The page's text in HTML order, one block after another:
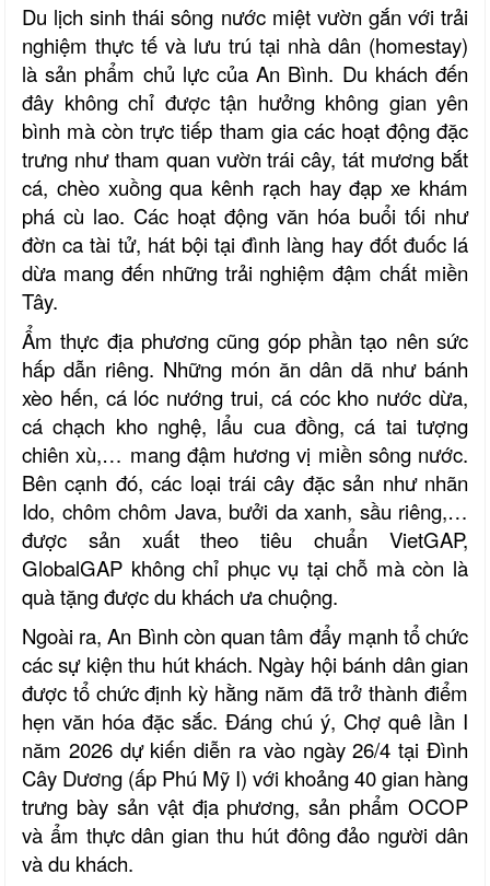
Du lịch sinh thái sông nước miệt vườn gắn với trải
nghiệm thực tế và lưu trú tại nhà dân (homestay)
là sản phẩm chủ lực của An Bình. Du khách đến
đây không chỉ được tận hưởng không gian yên
bình mà còn trực tiếp tham gia các hoạt động đặc
trưng như tham quan vườn trái cây, tát mương bắt
cá, chèo xuồng qua kênh rạch hay đạp xe khám
phá cù lao. Các hoạt động văn hóa buổi tối như
đờn ca tài tử, hát bội tại đình làng hay đốt đuốc lá
dừa mang đến những trải nghiệm đậm chất miền
Tây.
Ẩm thực địa phương cũng góp phần tạo nên sức
hấp dẫn riêng. Những món ăn dân dã như bánh
xèo hến, cá lóc nướng trui, cá cóc kho nước dừa,
cá chạch kho nghệ, lẩu cua đồng, cá tai tượng
chiên xù,… mang đậm hương vị miền sông nước.
Bên cạnh đó, các loại trái cây đặc sản như nhãn
Ido, chôm chôm Java, bưởi da xanh, sầu riêng,…
được sản xuất theo tiêu chuẩn VietGAP,
GlobalGAP không chỉ phục vụ tại chỗ mà còn là
quà tặng được du khách ưa chuộng.
Ngoài ra, An Bình còn quan tâm đẩy mạnh tổ chức
các sự kiện thu hút khách. Ngày hội bánh dân gian
được tổ chức định kỳ hằng năm đã trở thành điểm
hẹn văn hóa đặc sắc. Đáng chú ý, Chợ quê lần I
năm 2026 dự kiến diễn ra vào ngày 26/4 tại Đình
Cây Dương (ấp Phú Mỹ I) với khoảng 40 gian hàng
trưng bày sản vật địa phương, sản phẩm OCOP
và ẩm thực dân gian thu hút đông đảo người dân
và du khách.